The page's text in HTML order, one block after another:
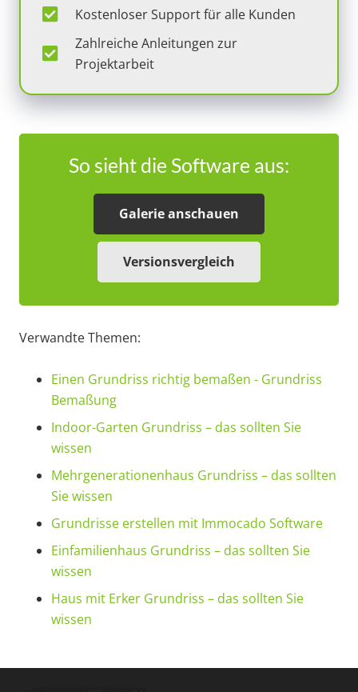
Kostenloser Support für alle Kunden
Zahlreiche Anleitungen zur
Projektarbeit
So sieht die Software aus:
Galerie anschauen
Versionsvergleich
Verwandte Themen:
Einen Grundriss richtig bemaßen - Grundriss
Bemaßung
Indoor-Garten Grundriss – das sollten Sie
wissen
Mehrgenerationenhaus Grundriss – das sollten
Sie wissen
Grundrisse erstellen mit Immocado Software
Einfamilienhaus Grundriss – das sollten Sie
wissen
Haus mit Erker Grundriss – das sollten Sie
wissen